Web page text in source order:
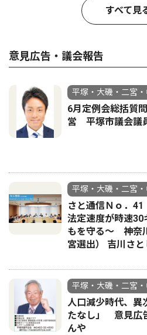
すべて見
意見広告・議会報告
平塚・大磯・二宮
6月定例会総括質
営 平塚市議会議
平塚・大磯・二宮
さと通信Ｎｏ．
法定速度が時速30
もを守る〜 神奈
宮選出） 吉川さと
平塚・大磯・二宮
人口減少時代、異
たなし」 意見
んや